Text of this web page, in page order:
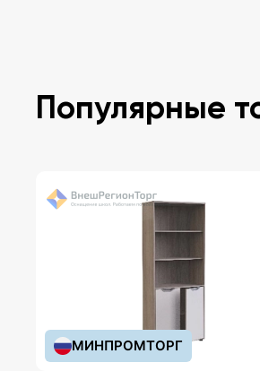
Популярные
МИНПРОМТОРГ